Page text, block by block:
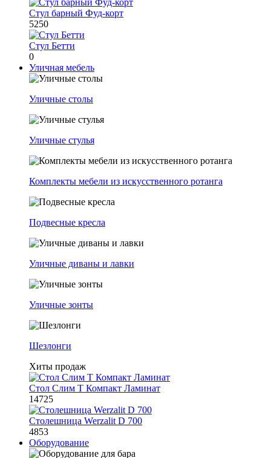
Стул барный Фуд-корт
5250
Стул Бетти
0
Уличная мебель
Уличные столы
Уличные стулья
Комплекты мебели из искусственного ротанга
Подвесные кресла
Уличные диваны и лавки
Уличные зонты
Шезлонги
Хиты продаж
Стол Слим Т Компакт Ламинат
14725
Столешница Werzalit D 700
4853
Оборудование